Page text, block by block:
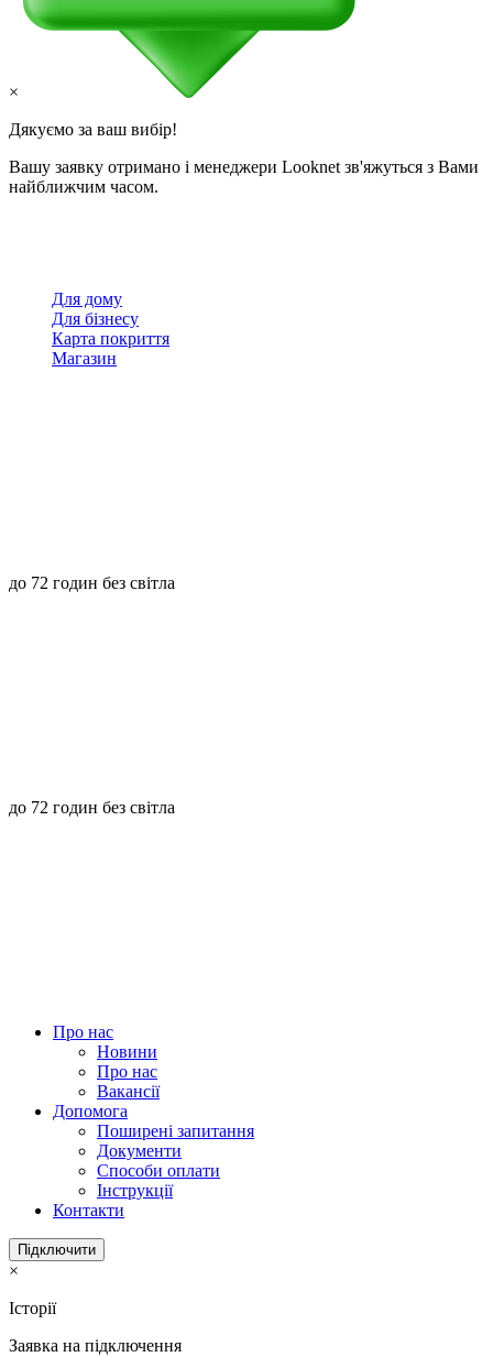
×
Дякуємо за ваш вибір!
Вашу заявку отримано і менеджери Looknet зв'яжуться з Вами
найближчим часом.
Для дому
Для бізнесу
Карта покриття
Магазин
до 72 годин без світла
до 72 годин без світла
Про нас
Новини
Про нас
Вакансії
Допомога
Поширені запитання
Документи
Способи оплати
Інструкції
Контакти
Підключити
×
Історії
Заявка на підключення